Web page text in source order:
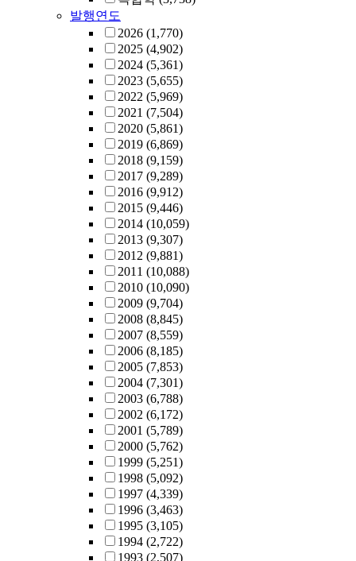
발행연도
2026 (1,770)
2025 (4,902)
2024 (5,361)
2023 (5,655)
2022 (5,969)
2021 (7,504)
2020 (5,861)
2019 (6,869)
2018 (9,159)
2017 (9,289)
2016 (9,912)
2015 (9,446)
2014 (10,059)
2013 (9,307)
2012 (9,881)
2011 (10,088)
2010 (10,090)
2009 (9,704)
2008 (8,845)
2007 (8,559)
2006 (8,185)
2005 (7,853)
2004 (7,301)
2003 (6,788)
2002 (6,172)
2001 (5,789)
2000 (5,762)
1999 (5,251)
1998 (5,092)
1997 (4,339)
1996 (3,463)
1995 (3,105)
1994 (2,722)
1993 (2,507)